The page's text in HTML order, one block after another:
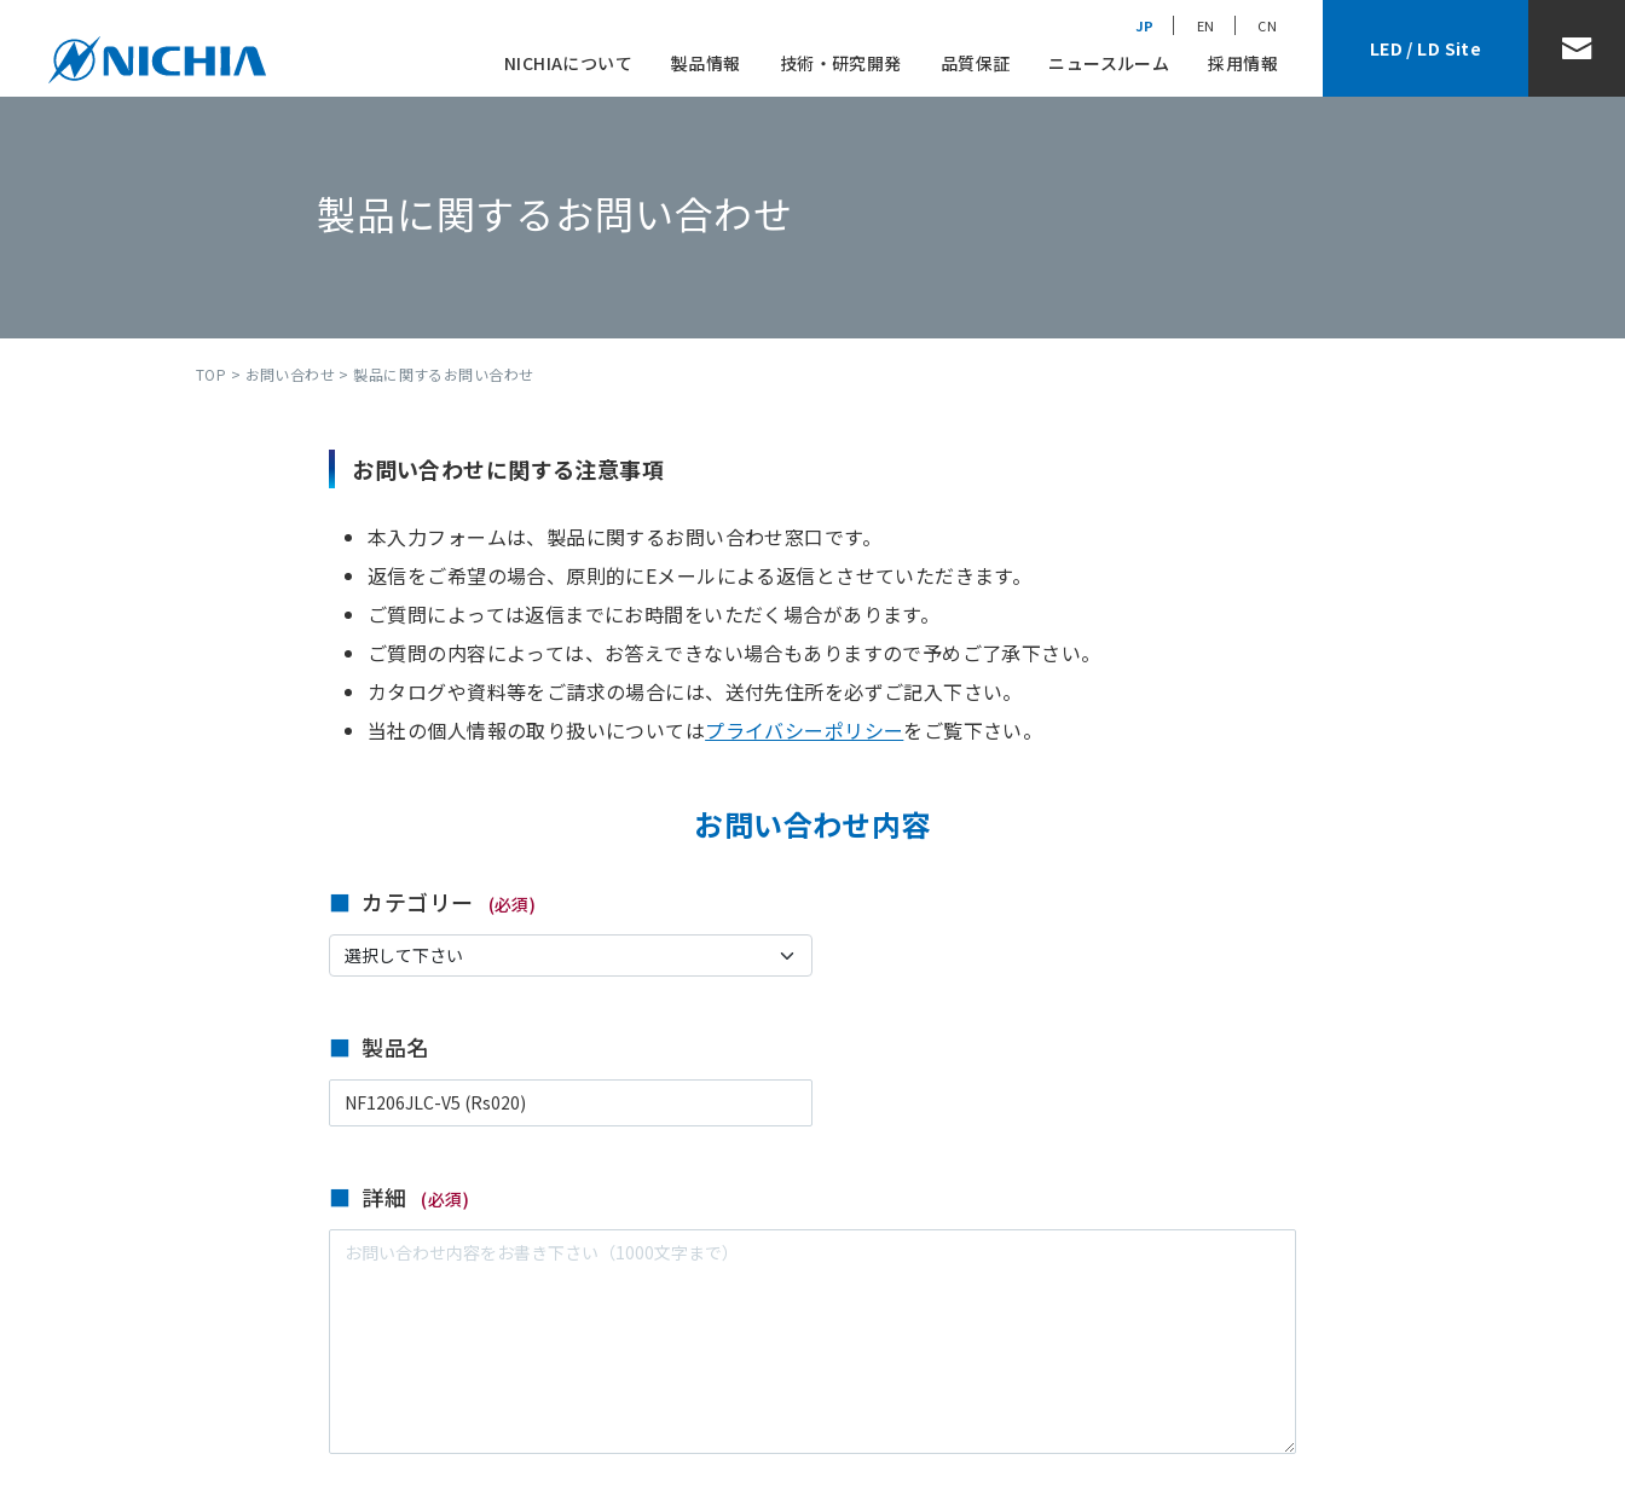
NICHIAについて 製品情報 技術・研究開発 品質保証 ニュースルーム 採用情報
JP EN CN
LED / LD Site
製品に関するお問い合わせ
TOP > お問い合わせ > 製品に関するお問い合わせ
お問い合わせに関する注意事項
本入力フォームは、製品に関するお問い合わせ窓口です。
返信をご希望の場合、原則的にEメールによる返信とさせていただきます。
ご質問によっては返信までにお時間をいただく場合があります。
ご質問の内容によっては、お答えできない場合もありますので予めご了承下さい。
カタログや資料等をご請求の場合には、送付先住所を必ずご記入下さい。
当社の個人情報の取り扱いについてはプライバシーポリシーをご覧下さい。
お問い合わせ内容
カテゴリー (必須)
製品名
詳細 (必須)